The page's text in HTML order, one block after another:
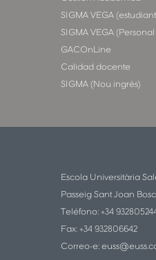
SIGMA VEGA
SIGMA VEGA (Personal
GACOnLine
Calidad docente
SIGMA (Nou ingrés)
Escola Universitària
Passeig Sant Joan
Teléfono: +34
Fax: +34 932806642
Correo-e: